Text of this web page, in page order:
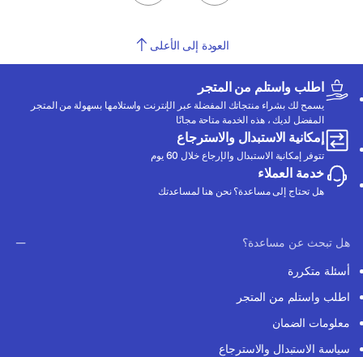
العودة إلى الأعلى
اطلب واستلم من المتجر
يسمح لك بشراء منتجاتك المفضلة عبر الإنترنت واستلامها بسهولة من المتجر
المفضل لديك ، هذه الخدمة متاحة مجانًا
إمكانية الاستبدال والاسترجاع
تتوفر إمكانية الاستبدال والإرجاع خلال 60 يوم
خدمة العملاء
هل تحتاج إلى مساعدة؟ نحن هنا لمساعدتك
هل تبحث عن مساعدة؟
أسئلة متكررة
اطلب واستلم من المتجر
معلومات الضمان
سياسة الاستبدال والاسترجاع